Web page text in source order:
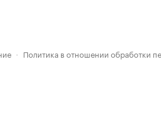
· Политика в отношении обработки